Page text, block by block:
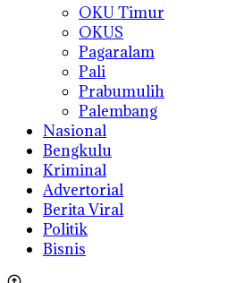
OKU Timur
OKUS
Pagaralam
Pali
Prabumulih
Palembang
Nasional
Bengkulu
Kriminal
Advertorial
Berita Viral
Politik
Bisnis